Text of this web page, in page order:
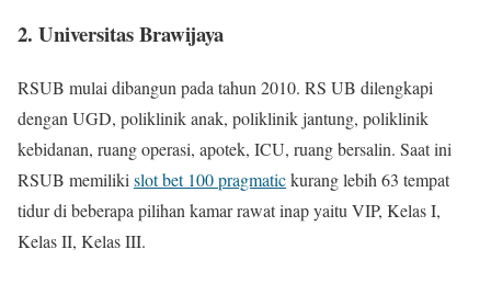
2. Universitas Brawijaya
RSUB mulai dibangun pada tahun 2010. RS UB dilengkapi
dengan UGD, poliklinik anak, poliklinik jantung, poliklinik
kebidanan, ruang operasi, apotek, ICU, ruang bersalin. Saat ini
RSUB memiliki slot bet 100 pragmatickurang lebih 63 tempat
tidur di beberapa pilihan kamar rawat inap yaitu VIP, Kelas I,
Kelas II, Kelas III.